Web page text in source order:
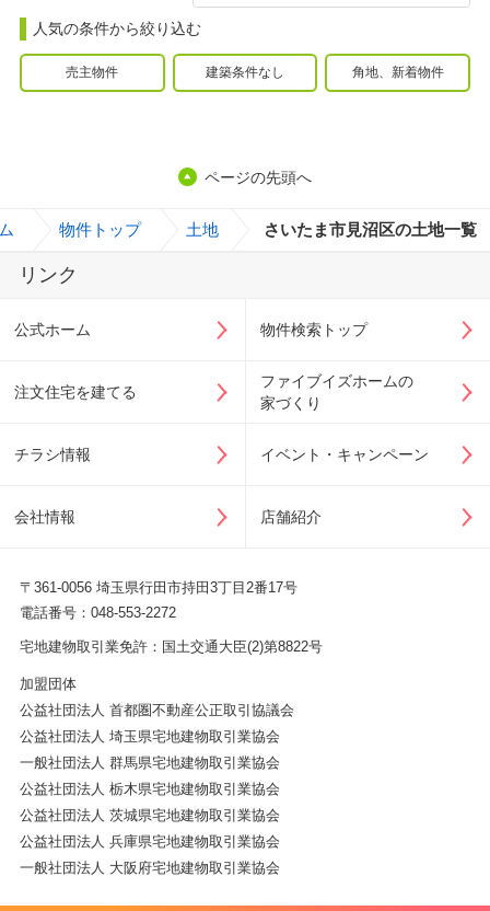
人気の条件から絞り込む
売主物件 建築条件なし 角地、新着物件
ページの先頭へ
物件トップ 土地 さいたま市見沼区の土地一覧
リンク
公式ホーム 物件検索トップ
注文住宅を建てる
ファイブイズホームの
家づくり
チラシ情報 イベント・キャンペーン
会社情報 店舗紹介
〒361-0056 埼玉県行田市持田3丁目2番17号
電話番号：048-553-2272
宅地建物取引業免許：国土交通大臣(2)第8822号
加盟団体
公益社団法人 首都圏不動産公正取引協議会
公益社団法人 埼玉県宅地建物取引業協会
一般社団法人 群馬県宅地建物取引業協会
公益社団法人 栃木県宅地建物取引業協会
公益社団法人 茨城県宅地建物取引業協会
公益社団法人 兵庫県宅地建物取引業協会
一般社団法人 大阪府宅地建物取引業協会